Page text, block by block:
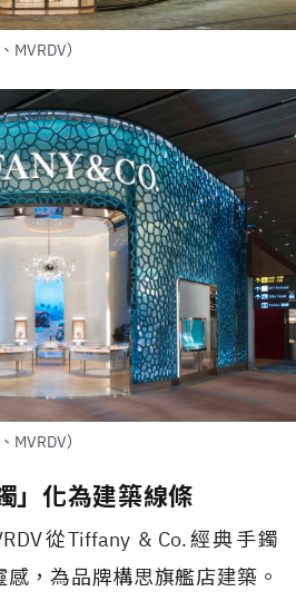
MVRDV）
MVRDV）
」化為建築線條
從Tiffany & Co.經典手鐲
感，為品牌構思旗艦店建築。